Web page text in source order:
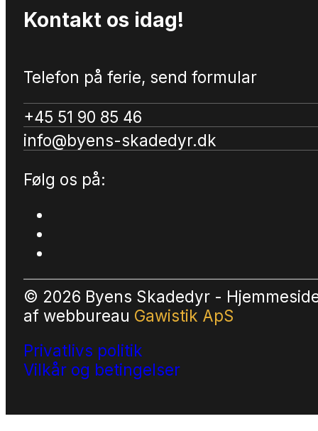
Kontakt os idag!
Telefon på ferie, send formular
+45 51 90 85 46
info@byens-skadedyr.dk
Følg os på:
© 2026 Byens Skadedyr -
af webbureau Gawistik ApS
Privatlivs politik
Vilkår og betingelser